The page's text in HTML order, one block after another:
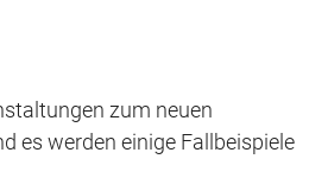
zum neuen
es werden einige Fallbeispiele